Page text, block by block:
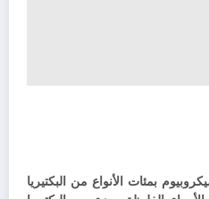
بمئات الأنواع من البكتيريا